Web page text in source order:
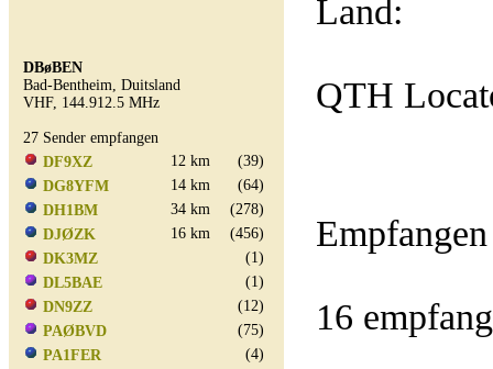
DBøBEN
Bad-Bentheim, Duitsland
VHF, 144.912.5 MHz
27 Sender empfangen
DF9XZ
12 km
(39)
DG8YFM
14 km
(64)
DH1BM
34 km
(278)
DJØZK
16 km
(456)
DK3MZ
(1)
DL5BAE
(1)
DN9ZZ
(12)
PAØBVD
(75)
PA1FER
(4)
Land:
QTH
16